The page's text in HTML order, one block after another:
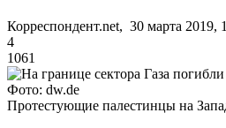
Корреспондент.net, 30 марта 2019,
4
1061
Фото: dw.de
Протестующие палестинцы на